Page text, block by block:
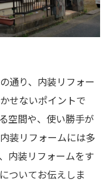
通り、内装リフォー
せないポイントで
空間や、使い勝手が
装リフォームには多
内装リフォームをす
ついてお伝えしま